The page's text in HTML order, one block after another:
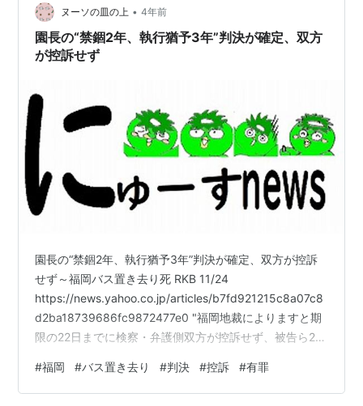
ヌーソの皿の上 • 4年前
園長の“禁錮2年、執行猶予3年”判決が確定、双方
が控訴せず
園長の“禁錮2年、執行猶予3年”判決が確定、双方が控訴
せず～福岡バス置き去り死 RKB 11/24
https://news.yahoo.co.jp/articles/b7fd921215c8a07c8
d2ba18739686fc9872477e0 "福岡地裁によりますと期
限の22日までに検察・弁護側双方が控訴せず、被告ら2人
とです。" 福岡・保育園バス5歳熱中症死 前園長らの執行
猶予付き有罪確定 毎日 11/24
#福岡 #バス置き去り #判決 #控訴 #有罪